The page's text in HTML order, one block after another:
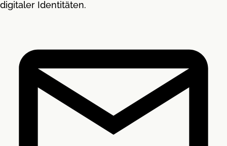
digitaler Identitäten.